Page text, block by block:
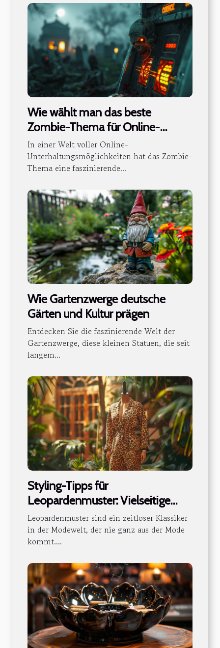
Wie wählt man das beste
Zombie-Thema für Online-
Casinospieler aus?
In einer Welt voller Online-
Unterhaltungsmöglichkeiten hat das Zombie-
Thema eine faszinierende...
Wie Gartenzwerge deutsche
Gärten und Kultur prägen
Entdecken Sie die faszinierende Welt der
Gartenzwerge, diese kleinen Statuen, die seit
langem...
Styling-Tipps für
Leopardenmuster: Vielseitige
Outfits für jede Jahreszeit
Leopardenmuster sind ein zeitloser Klassiker
in der Modewelt, der nie ganz aus der Mode
kommt....